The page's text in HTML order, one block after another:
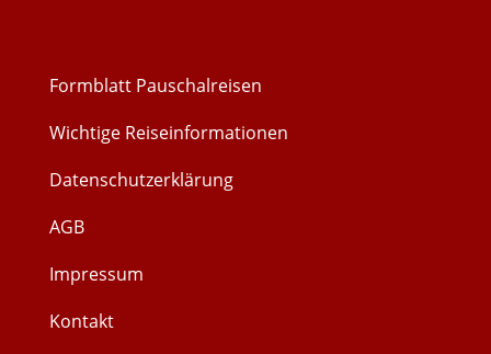
Formblatt Pauschalreisen
Wichtige Reiseinformationen
Datenschutzerklärung
AGB
Impressum
Kontakt